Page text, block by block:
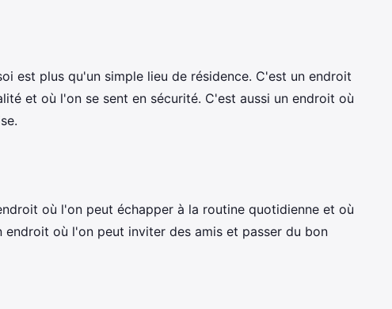
est plus qu'un simple lieu de résidence. C'est un endroit
et où l'on se sent en sécurité. C'est aussi un endroit où
où l'on peut échapper à la routine quotidienne et où
endroit où l'on peut inviter des amis et passer du bon